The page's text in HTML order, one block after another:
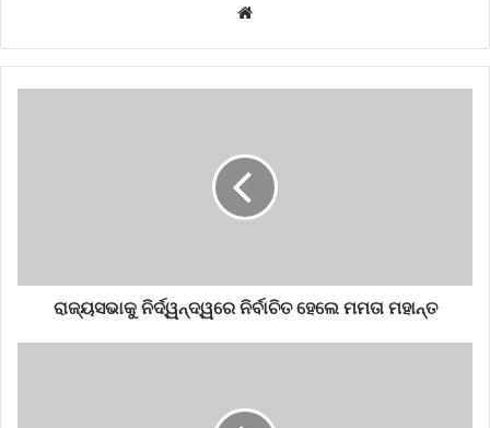
Website
ରାଜ୍ୟସଭାକୁ ନିର୍ଦ୍ୱନ୍ଦ୍ୱରେ ନିର୍ବାଚିତ ହେଲେ ମମତା ମହାନ୍ତ